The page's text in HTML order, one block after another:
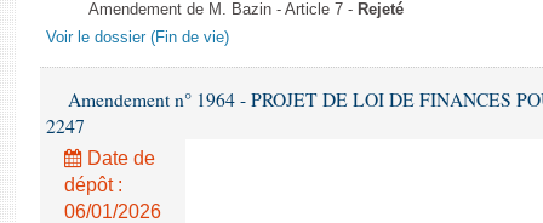
Amendement de M. Bazin - Article 7 - Rejeté
Voir le dossier (Fin de vie)
Amendement n° 1964 - PROJET DE LOI DE FINANCES
2247
Date de
dépôt :
06/01/2026